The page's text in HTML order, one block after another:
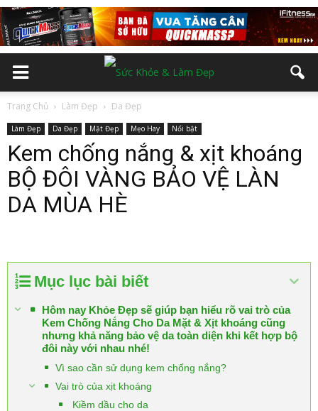
Trang Chủ Làm Đẹp Da Đẹp
Làm Đẹp Da Đẹp Mặt Đẹp Mẹo Hay Nổi bật
Kem chống nắng & xịt khoáng
BỘ ĐÔI VÀNG BẢO VỆ LÀN
DA MÙA HÈ
Mục lục bài biết
Hôm nay Khỏe Đẹp sẽ giúp bạn hiểu rõ vai trò của
Kem Chống Nắng Cho Da Mặt & Xịt khoáng cũng
nhưng khả năng bảo vệ da toàn diện khi kết hợp bộ
đôi này với nhau nhé!
Vì sao cần sử dụng kem chống nắng?
Vai trò của xịt khoáng
Kiềm dầu cho da